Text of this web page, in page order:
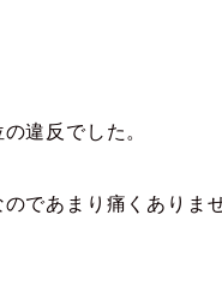
違反でした。
であまり痛くありませ